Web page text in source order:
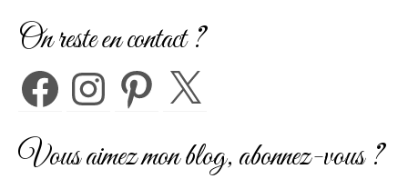
On reste en contact ?
FacebookInstagramPinterest X
Vous aimez mon blog, abonnez-vous ?